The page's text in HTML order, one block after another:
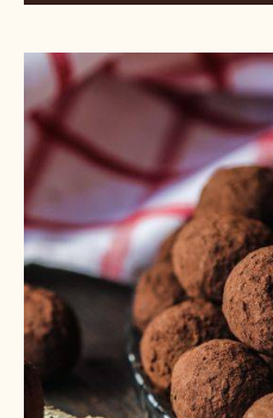
Trufas
de
Caramelo
Salgado
e
Avelã